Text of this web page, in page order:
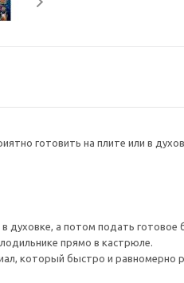
готовить на плите или в
духовке, а потом подать готовое
прямо в кастрюле.
который быстро и равномерно